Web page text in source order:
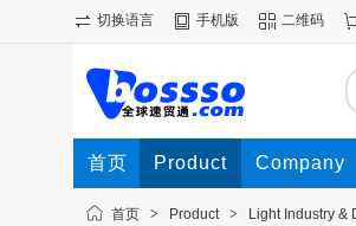
切换语言 手机版 二维码
首页 Product Company
首页 > Product > Light Industry &